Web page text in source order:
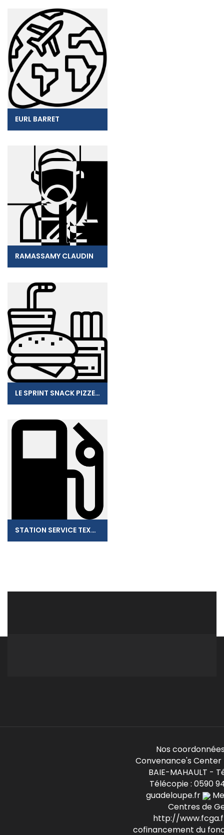
EURL BARRET
RAMASSAMY CLAUDIN
LE SPRINT SNACK PIZZERIA
STATION SERVICE TEXACO
Nos coordonnées
Convenance's Center
BAIE-MAHAULT -
Télécopie : 0590
guadeloupe.fr
Centres de
http://
cofinancement du